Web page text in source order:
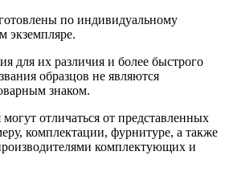
по индивидуальному
экземпляре.
для их различия и более быстрого
образцов не являются
знаком.
отличаться от представленных
комплектации, фурнитуре, а также
комплектующих и